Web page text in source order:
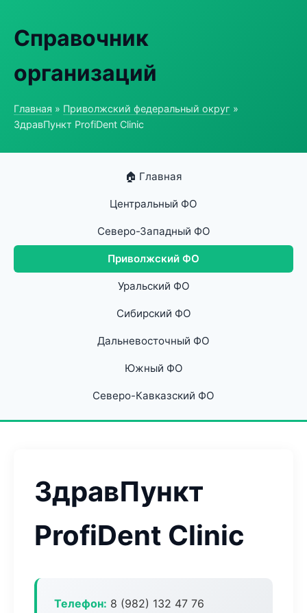
Справочник
организаций
Главная » Приволжский федеральный округ »
ЗдравПункт ProfiDent Clinic
🏠 Главная
Центральный ФО
Северо-Западный ФО
Приволжский ФО
Уральский ФО
Сибирский ФО
Дальневосточный ФО
Южный ФО
Северо-Кавказский ФО
ЗдравПункт
ProfiDent Clinic
Телефон: 8 (982) 132 47 76